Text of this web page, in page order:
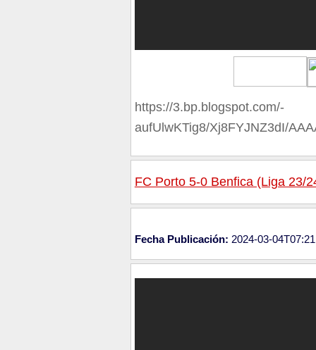
https://3.bp.blogspot.com/-
aufUlwKTig8/Xj8FYJNZ3dI/
FC Porto 5-0 Benfica (Liga 23/
Fecha Publicación: 2024-03-